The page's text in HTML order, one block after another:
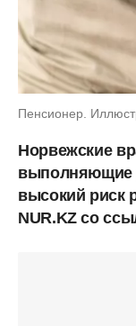
Пенсионер.
Норвежские
выполняющие
высокий риск
NUR.KZ со